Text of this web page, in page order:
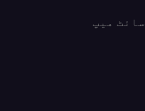
سائٹ میپ